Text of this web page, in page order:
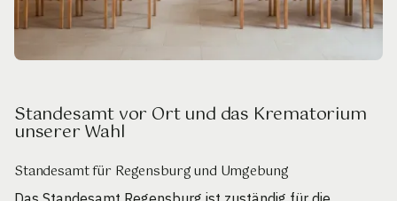
Standesamt vor Ort und das Krematorium
unserer Wahl
Standesamt für Regensburg und Umgebung